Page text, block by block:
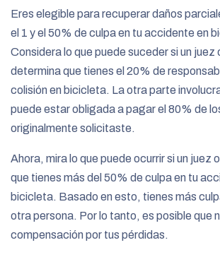
Eres elegible para recuperar daños
el 1 y el 50% de culpa en tu accidente en
Considera lo que puede suceder si un juez
determina que tienes el 20% de
colisión en bicicleta. La otra parte
puede estar obligada a pagar el 80% de
originalmente solicitaste.
Ahora, mira lo que puede ocurrir si un juez
que tienes más del 50% de culpa en tu
bicicleta. Basado en esto, tienes más
otra persona. Por lo tanto, es posible que
compensación por tus pérdidas.